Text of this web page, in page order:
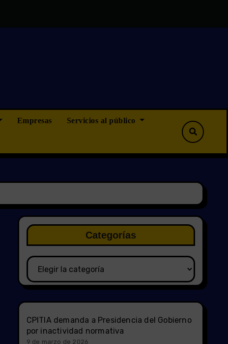
Empresas Servicios al público
Categorías
Categorías
CPITIA demanda a Presidencia del Gobierno
por inactividad normativa
9 de marzo de 2026